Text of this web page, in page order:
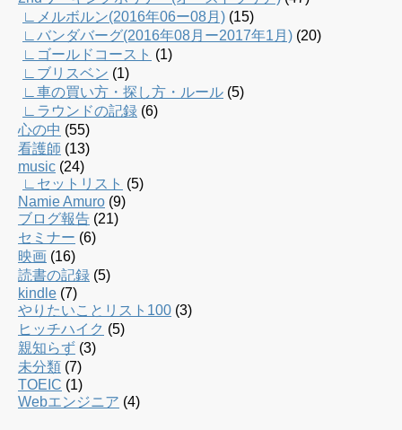
∟メルボルン(2016年06ー08月) (15)
∟バンダバーグ(2016年08月ー2017年1月) (20)
∟ゴールドコースト (1)
∟ブリスベン (1)
∟車の買い方・探し方・ルール (5)
∟ラウンドの記録 (6)
心の中 (55)
看護師 (13)
music (24)
∟セットリスト (5)
Namie Amuro (9)
ブログ報告 (21)
セミナー (6)
映画 (16)
読書の記録 (5)
kindle (7)
やりたいことリスト100 (3)
ヒッチハイク (5)
親知らず (3)
未分類 (7)
TOEIC (1)
Webエンジニア (4)